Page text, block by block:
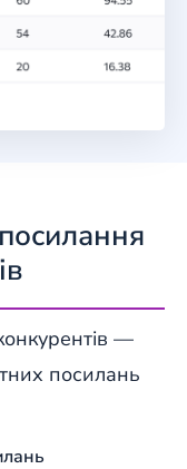
—
посилань